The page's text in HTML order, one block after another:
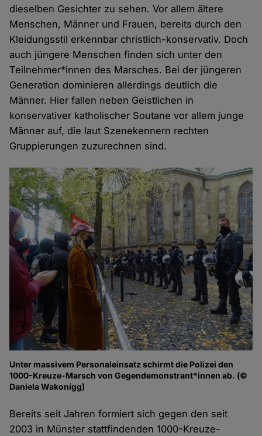
dieselben Gesichter zu sehen. Vor allem ältere
Menschen, Männer und Frauen, bereits durch den
Kleidungsstil erkennbar christlich-konservativ. Doch
auch jüngere Menschen finden sich unter den
Teilnehmer*innen des Marsches. Bei der jüngeren
Generation dominieren allerdings deutlich die
Männer. Hier fallen neben Geistlichen in
konservativer katholischer Soutane vor allem junge
Männer auf, die laut Szenekennern rechten
Gruppierungen zuzurechnen sind.
Unter massivem Personaleinsatz schirmt die Polizei den
1000-Kreuze-Marsch von Gegendemonstrant*innen ab. (©
Daniela Wakonigg)
Bereits seit Jahren formiert sich gegen den seit
2003 in Münster stattfindenden 1000-Kreuze-